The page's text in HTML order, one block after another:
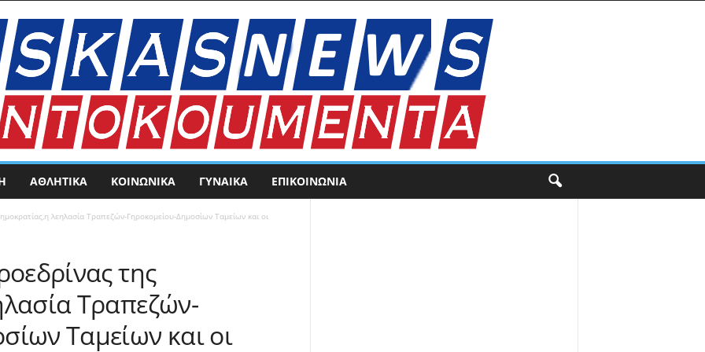
ΑΘΛΗΤΙΚΑ ΚΟΙΝΩΝΙΚΑ ΓΥΝΑΙΚΑ ΕΠΙΚΟΙΝΩΝΊΑ
λεηλασία Τραπεζών-Γηροκομείου-Δημοσίων Ταμείων και οι
της
Τραπεζών-
Ταμείων και οι